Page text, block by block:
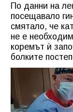
По данни на
посещавало
смятало, че
не е
коремът ѝ
болките